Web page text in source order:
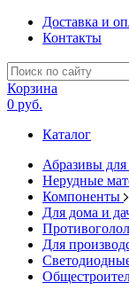
Доставка и
Контакты
Корзина
0 руб.
Каталог
Абразивы для
Нерудные
Компоненты
Для дома и
Для